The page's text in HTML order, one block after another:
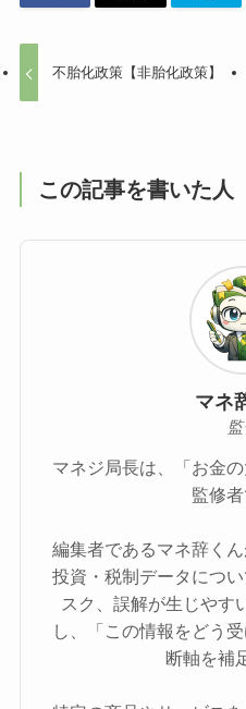
不胎化政策【非胎化政策】
この記事を書いた人
マネ
マネジ局長は、「お金
監修者
編集者であるマネ辞く
投資・税制データにつ
スク、誤解が生じやす
し、「この情報をどう
断軸を補